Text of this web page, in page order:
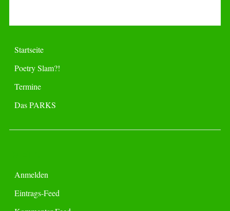
Startseite
Poetry Slam?!
Termine
Das PARKS
Anmelden
Eintrags-Feed